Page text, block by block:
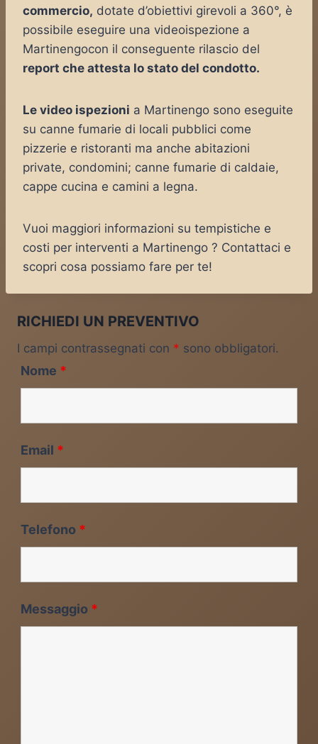
commercio, dotate d’obiettivi girevoli a 360°, è
possibile eseguire una videoispezione a
Martinengocon il conseguente rilascio del
report che attesta lo stato del condotto.
Le video ispezioni a Martinengo sono eseguite
su canne fumarie di locali pubblici come
pizzerie e ristoranti ma anche abitazioni
private, condomini; canne fumarie di caldaie,
cappe cucina e camini a legna.
Vuoi maggiori informazioni su tempistiche e
costi per interventi a Martinengo ? Contattaci e
scopri cosa possiamo fare per te!
RICHIEDI UN PREVENTIVO
I campi contrassegnati con * sono obbligatori.
Nome *
Email *
Telefono *
Messaggio *